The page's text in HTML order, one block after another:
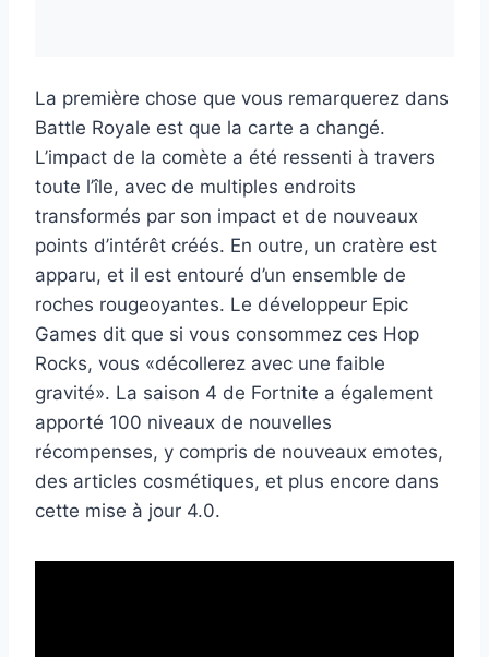
La première chose que vous remarquerez dans
Battle Royale est que la carte a changé.
L’impact de la comète a été ressenti à travers
toute l’île, avec de multiples endroits
transformés par son impact et de nouveaux
points d’intérêt créés. En outre, un cratère est
apparu, et il est entouré d’un ensemble de
roches rougeoyantes. Le développeur Epic
Games dit que si vous consommez ces Hop
Rocks, vous «décollerez avec une faible
gravité». La saison 4 de Fortnite a également
apporté 100 niveaux de nouvelles
récompenses, y compris de nouveaux emotes,
des articles cosmétiques, et plus encore dans
cette mise à jour 4.0.